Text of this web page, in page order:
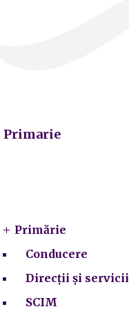
Primarie
Primărie
Conducere
Direcții și servicii
SCIM